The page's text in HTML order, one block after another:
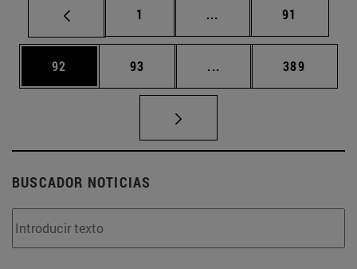
Página
1 ... Páginas intermedias
Página
91
Página
92 Página
93 ... Páginas intermedias
Página
389
BUSCADOR NOTICIAS